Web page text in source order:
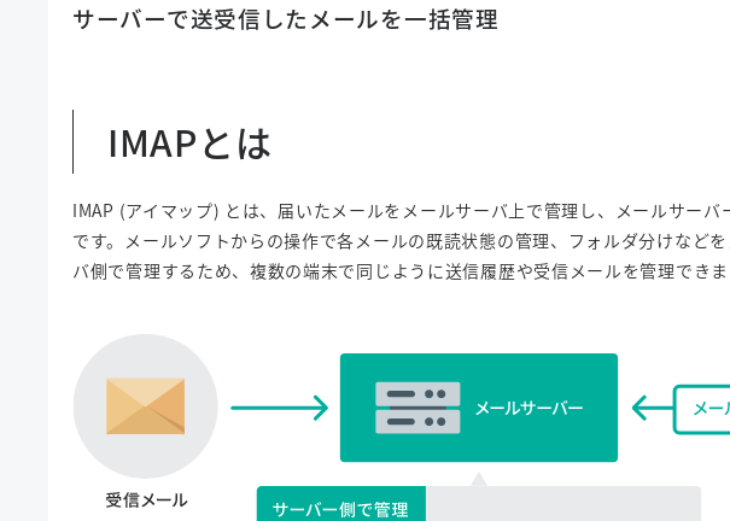
サーバーで送受信したメールを一括管理
IMAPとは
IMAP (アイマップ) とは、届いたメールをメールサーバ上で管理し、メールサー
です。メールソフトからの操作で各メールの既読状態の管理、フォルダ分けなど
バ側で管理するため、複数の端末で同じように送信履歴や受信メールを管理できま